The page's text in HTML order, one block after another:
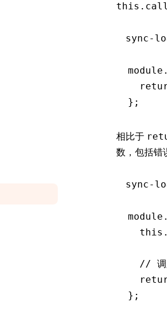
sync-
module .
};
相比于
数，包括错
sync-
module .
  this
// 调
};